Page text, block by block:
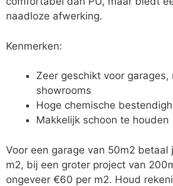
naadloze afwerking.
Kenmerken:
Zeer geschikt voor garages,
showrooms
Hoge chemische
Makkelijk schoon te houden
Voor een garage van 50m2 betaal
m2, bij een groter project van
ongeveer €60 per m2. Houd